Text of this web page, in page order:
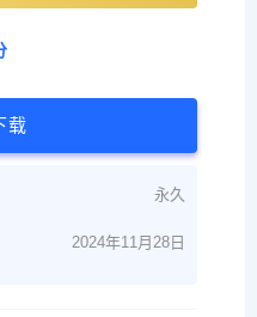
载
永久
2024年11月28日